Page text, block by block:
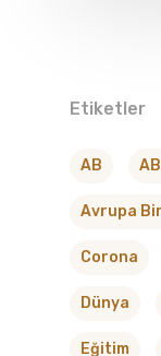
Etiketler
AB
Avrupa
Corona
Dünya
Eğitim